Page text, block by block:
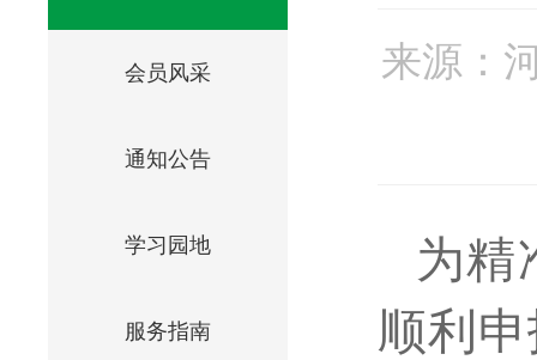
会员风采
通知公告
学习园地
服务指南
来源：
为精
顺利